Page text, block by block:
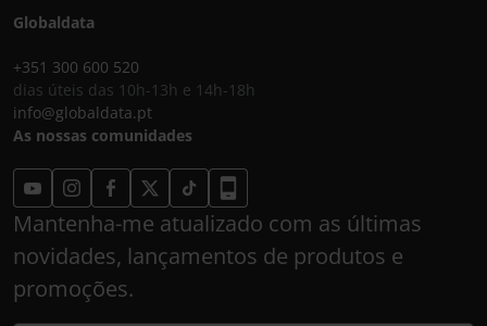
Globaldata
+351 300 600 520
dias úteis das 10h-13h e 14h-18h
info@globaldata.pt
As nossas comunidades
Mantenha-me atualizado com as últimas
novidades, lançamentos de produtos e
promoções.